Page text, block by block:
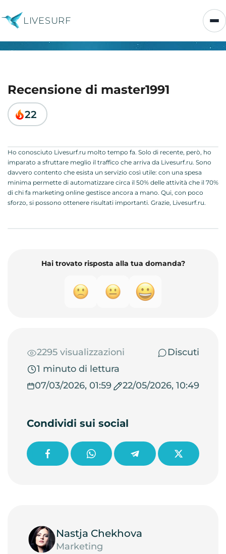
LIVESURF
Recensione di master1991
22
Ho conosciuto Livesurf.ru molto tempo fa. Solo di recente, però, ho
imparato a sfruttare meglio il traffico che arriva da Livesurf.ru. Sono
davvero contento che esista un servizio così utile: con una spesa
minima permette di automatizzare circa il 50% delle attività che il 70%
di chi fa marketing online gestisce ancora a mano. Qui, con poco
sforzo, si possono ottenere risultati importanti. Grazie, Livesurf.ru.
Hai trovato risposta alla tua domanda?
2295 visualizzazioni
Discuti
1 minuto di lettura
07/03/2026, 01:59
22/05/2026, 10:49
Condividi sui social
Nastja Chekhova
Marketing